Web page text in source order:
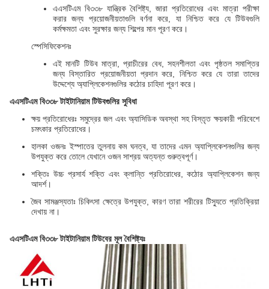
এএসটিএম বি৩৩৮ যান্ত্রিক বৈশিষ্ট্য, জারা প্রতিরোধের এবং মাত্রা পরীক্ষা
করার জন্য প্রয়োজনীয়তাগুলি বর্ণনা করে, যা নিশ্চিত করে যে টিউবগুলি
কর্মক্ষমতা এবং সুরক্ষার জন্য শিল্পের মান পূরণ করে।
স্পেসিফিকেশনঃ
এই মানটি টিউব মাত্রা, প্রাচীরের বেধ, সহনশীলতা এবং পৃষ্ঠতল সমাপ্তির
জন্য বিস্তারিত প্রয়োজনীয়তা প্রদান করে, নিশ্চিত করে যে তারা তাদের
উদ্দেশ্যে অ্যাপ্লিকেশনগুলির কঠোর চাহিদা পূরণ করে।
এএসটিএম বি৩৩৮ টাইটানিয়াম টিউবগুলির সুবিধা
ক্ষয় প্রতিরোধেরঃ সমুদ্রের জল এবং অ্যাসিডিক অবস্থা সহ বিস্তৃত ক্ষয়কারী পরিবেশে
চমৎকার প্রতিরোধের।
হালকা ওজনঃ ইস্পাতের তুলনায় কম ঘনত্ব, যা তাদের এমন অ্যাপ্লিকেশনগুলির জন্য
উপযুক্ত করে তোলে যেখানে ওজন সাশ্রয় অত্যন্ত গুরুত্বপূর্ণ।
শক্তিঃ উচ্চ প্রসার্য শক্তি এবং ক্লান্তি প্রতিরোধের, কঠোর অ্যাপ্লিকেশন জন্য
আদর্শ।
জৈব সামঞ্জস্যতাঃ চিকিৎসা ক্ষেত্রে উপযুক্ত, কারণ তারা শরীরের টিস্যুতে প্রতিক্রিয়া
দেখায় না।
এএসটিএম বি৩৩৮ টাইটানিয়াম টিউবের মূল বৈশিষ্ট্যঃ